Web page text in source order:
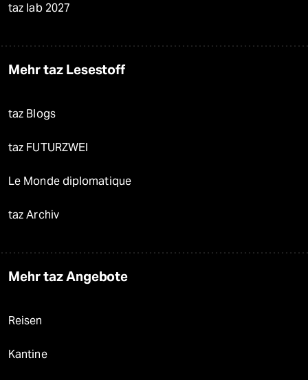
taz lab 2027
Mehr taz Lesestoff
taz Blogs
taz FUTURZWEI
Le Monde diplomatique
taz Archiv
Mehr taz Angebote
Reisen
Kantine